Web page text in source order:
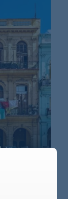
10 ημέρες